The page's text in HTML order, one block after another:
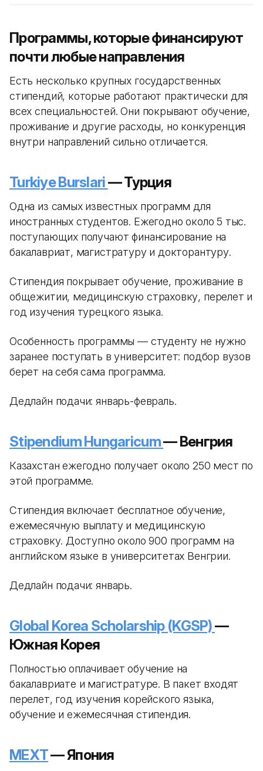
Программы, которые финансируют
почти любые направления
Есть несколько крупных государственных
стипендий, которые работают практически для
всех специальностей. Они покрывают обучение,
проживание и другие расходы, но конкуренция
внутри направлений сильно отличается.
Turkiye Burslari— Турция
Одна из самых известных программ для
иностранных студентов. Ежегодно около 5 тыс.
поступающих получают финансирование на
бакалавриат, магистратуру и докторантуру.
Стипендия покрывает обучение, проживание в
общежитии, медицинскую страховку, перелет и
год изучения турецкого языка.
Особенность программы — студенту не нужно
заранее поступать в университет: подбор вузов
берет на себя сама программа.
Дедлайн подачи: январь-февраль.
Stipendium Hungaricum— Венгрия
Казахстан ежегодно получает около 250 мест по
этой программе.
Стипендия включает бесплатное обучение,
ежемесячную выплату и медицинскую
страховку. Доступно около 900 программ на
английском языке в университетах Венгрии.
Дедлайн подачи: январь.
Global Korea Scholarship (KGSP)—
Южная Корея
Полностью оплачивает обучение на
бакалавриате и магистратуре. В пакет входят
перелет, год изучения корейского языка,
обучение и ежемесячная стипендия.
MEXT— Япония